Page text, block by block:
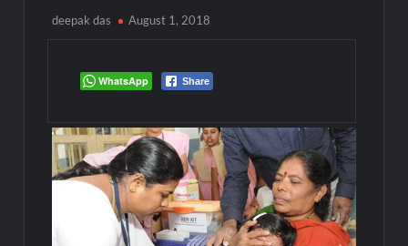
deepak das August 1, 2018
WhatsApp Share